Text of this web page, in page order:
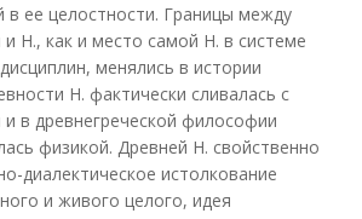
в ее целостности. Границы между
и Н., как и место самой Н. в системе
менялись в истории
Н. фактически сливалась с
и в древнегреческой философии
физикой. Древней Н. свойственно
диалектическое истолкование
и живого целого, идея